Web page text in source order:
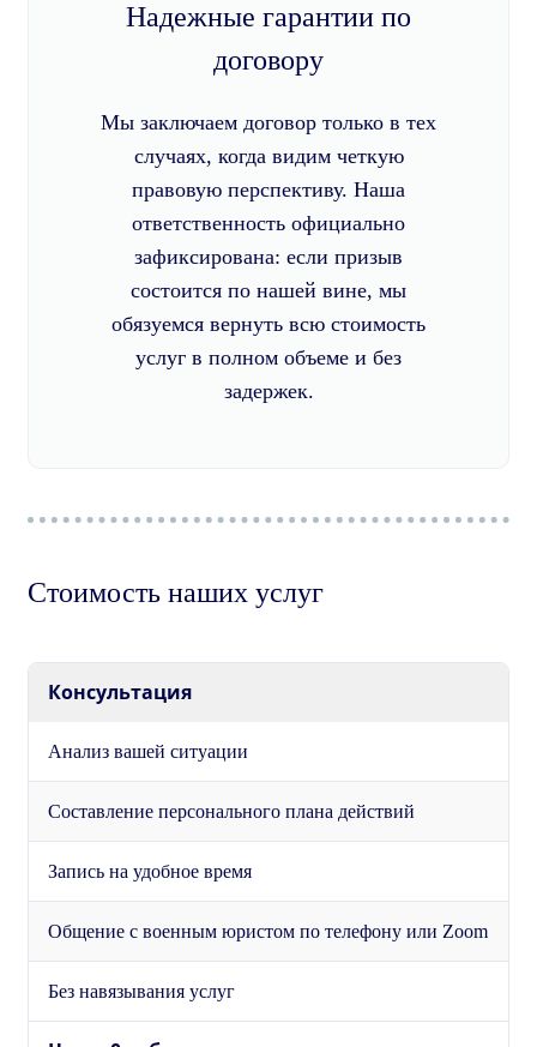
Надежные гарантии по
договору
Мы заключаем договор только в тех
случаях, когда видим четкую
правовую перспективу. Наша
ответственность официально
зафиксирована: если призыв
состоится по нашей вине, мы
обязуемся вернуть всю стоимость
услуг в полном объеме и без
задержек.
Стоимость наших услуг
Консультация
Анализ вашей ситуации
Составление персонального плана действий
Запись на удобное время
Общение с военным юристом по телефону или Zoom
Без навязывания услуг